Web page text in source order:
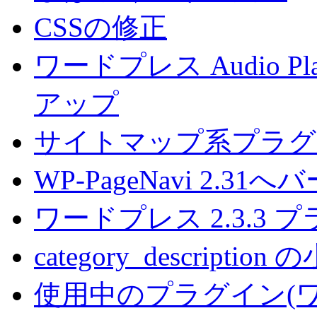
CSSの修正
ワードプレス Audio
アップ
サイトマップ系プラ
WP-PageNavi 2.31へ
ワードプレス 2.3.3 プ
category_description
使用中のプラグイン(